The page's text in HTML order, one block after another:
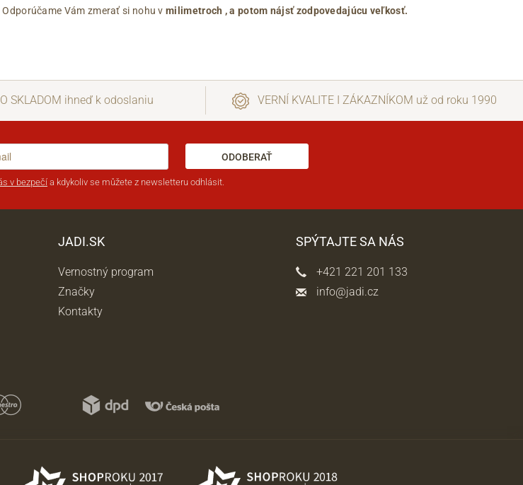
Vám zmerať si nohu vmilimetroch , a potom nájsť zodpovedajúcu veľkosť.
SKLADOM ihneď k odoslaniu VERNÍ KVALITE I ZÁKAZNÍKOM už od roku 1990
ODOBERAŤ
v bezpečí a kdykoliv se můžete z newsletteru odhlásit.
JADI.SK
Vernostný program
Značky
Kontakty
SPÝTAJTE SA NÁS
+421 221 201 133
info@jadi.cz